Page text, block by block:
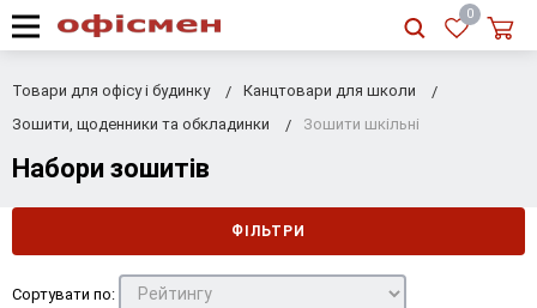
RU
0
Товари для офісу і будинку
Канцтовари для школи
Зошити, щоденники та обкладинки
Зошити шкільні
Набори зошитів
ФІЛЬТРИ
Сортувати по: